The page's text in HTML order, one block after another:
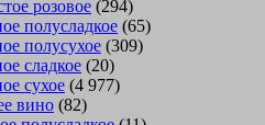
розовое (294)
полусладкое (65)
полусухое (309)
сладкое (20)
сухое (4 977)
вино (82)